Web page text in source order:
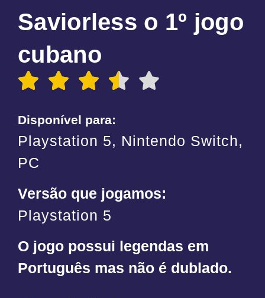
Saviorless o 1º jogo
cubano
Disponível para:
Playstation 5, Nintendo Switch,
PC
Versão que jogamos:
Playstation 5
O jogo possui legendas em
Português mas não é dublado.